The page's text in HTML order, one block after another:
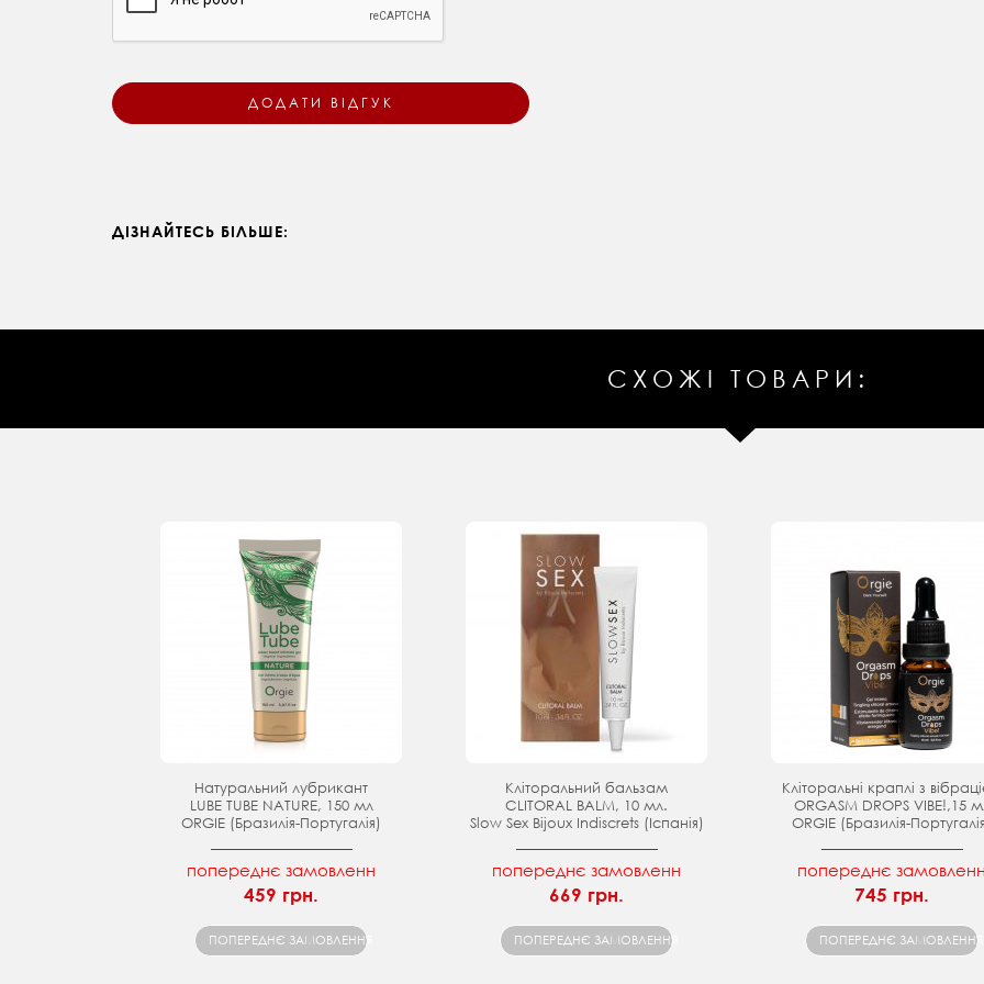
ДІЗНАЙТЕСЬ БІЛЬШЕ:
СХОЖІ ТОВАРИ:
Натуральний лубрикант
LUBE TUBE NATURE, 150 мл
ORGIE (Бразилія-Португалія)
попереднє замовленн
459 грн.
ПОПЕРЕДНЄ ЗАМОВЛЕННЯ
Кліторальний бальзам
CLITORAL BALM, 10 мл.
Slow Sex Bijoux Indiscrets (Іспанія)
попереднє замовленн
669 грн.
ПОПЕРЕДНЄ ЗАМОВЛЕННЯ
Кліторальні краплі з
ORGASM DROPS VIBE!,15
ORGIE (Бразилія-
попереднє
745 грн.
ПОПЕРЕДНЄ ЗАМОВЛЕННЯ